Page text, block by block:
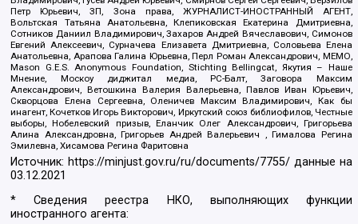
Петр Юрьевич, ЗП, Зона права, ЖУРНАЛИСТ-ИНОСТРАННЫЙ АГЕНТ,
Вольтская Татьяна Анатольевна, Клепиковская Екатерина Дмитриевна,
Сотников Даниил Владимирович, Захаров Андрей Вячеславович, Симонов
Евгений Алексеевич, Сурначева Елизавета Дмитриевна, Соловьева Елена
Анатольевна, Арапова Галина Юрьевна, Перл Роман Александрович, МЕМО,
Mason G.E.S. Anonymous Foundation, Stichting Bellingcat, Якутия – Наше
Мнение, Москоу диджитал медиа, РС-Балт, Заговора Максим
Александрович, Ветошкина Валерия Валерьевна, Павлов Иван Юрьевич,
Скворцова Елена Сергеевна, Оленичев Максим Владимирович, Как бы
инагент, Кочетков Игорь Викторович, Иркутский союз библиофилов, Честные
выборы, Нобелевский призыв, Еланчик Олег Александрович, Григорьева
Алина Александровна, Григорьев Андрей Валерьевич , Гималова Регина
Эмилевна, Хисамова Регина Фаритовна
Источник: https://minjust.gov.ru/ru/documents/7755/ данные на
03.12.2021
* Сведения реестра НКО, выполняющих функции
иностранного агента: